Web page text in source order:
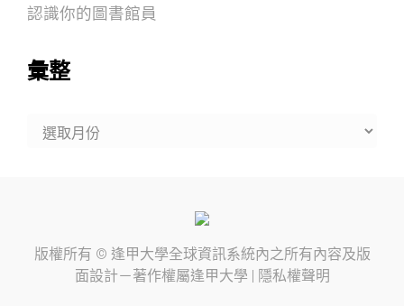
認識你的圖書館員
彙整
版權所有 © 逢甲大學全球資訊系統內之所有內容及版
面設計－著作權屬逢甲大學 | 隱私權聲明